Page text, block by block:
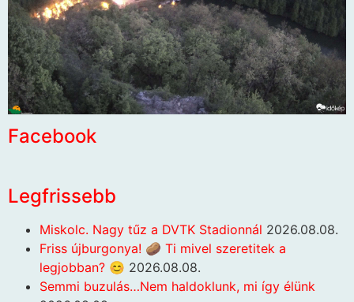
Facebook
Legfrissebb
Miskolc. Nagy tűz a DVTK Stadionnál 2026.08.08.
Friss újburgonya! 🥔 Ti mivel szeretitek a
legjobban? 😊 2026.08.08.
Semmi buzulás…Nem haldoklunk, mi így élünk